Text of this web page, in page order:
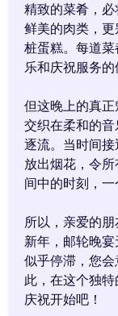
精致的菜肴，必
鲜美的肉类，
桩蛋糕。每道
乐和庆祝服务的
但这晚上的真
交织在柔和的
逐流。当时间接
放出烟花，令
间中的时刻，一
所以，亲爱的
新年，邮轮晚
似乎停滞，您
此，在这个独特
庆祝开始吧！